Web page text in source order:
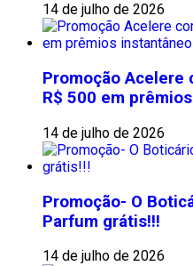
14 de julho de 2026
Promoção
R$ 500 em
14 de julho de 2026
Promoção- O
Parfum grátis!!!
14 de julho de 2026